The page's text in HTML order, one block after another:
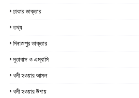
ঢাকার ডাক্তার
তথ্য
দিনাজপুর ডাক্তার
দূতাবাস ও এম্বাসি
ধনী হওয়ার আমল
ধনী হওয়ার উপায়